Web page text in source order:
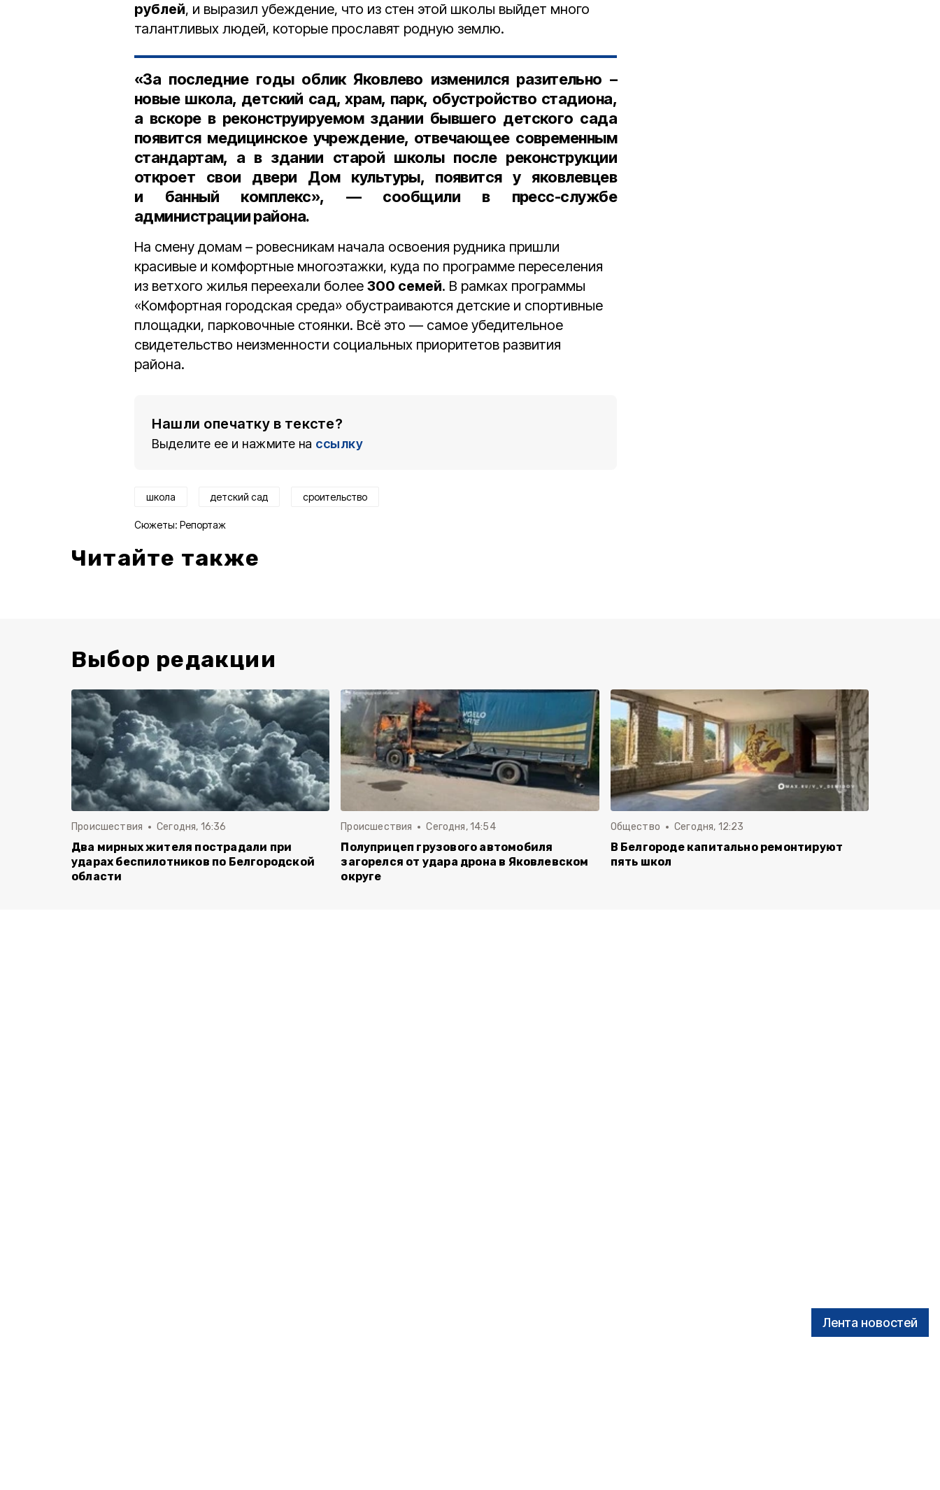
Лента новостей
рублей, и выразил убеждение, что из стен этой школы выйдет много
талантливых людей, которые прославят родную землю.
«За последние годы облик Яковлево изменился разительно –
новые школа, детский сад, храм, парк, обустройство стадиона,
а вскоре в реконструируемом здании бывшего детского сада
появится медицинское учреждение, отвечающее современным
стандартам, а в здании старой школы после реконструкции
откроет свои двери Дом культуры, появится у яковлевцев
и банный комплекс», — сообщили в пресс-службе
администрации района.
На смену домам – ровесникам начала освоения рудника пришли
красивые и комфортные многоэтажки, куда по программе переселения
из ветхого жилья переехали более 300 семей. В рамках программы
«Комфортная городская среда» обустраиваются детские и спортивные
площадки, парковочные стоянки. Всё это — самое убедительное
свидетельство неизменности социальных приоритетов развития
района.
Нашли опечатку в тексте?
Выделите ее и нажмите на ссылку
школа детский сад сроительство
Сюжеты: Репортаж
Читайте также
Выбор редакции
Происшествия Сегодня, 16:36
Два мирных жителя пострадали при
ударах беспилотников по Белгородской
области
Происшествия Сегодня, 14:54
Полуприцеп грузового автомобиля
загорелся от удара дрона в Яковлевском
округе
Общество Сегодня, 12:23
В Белгороде капитально ремонтируют
пять школ